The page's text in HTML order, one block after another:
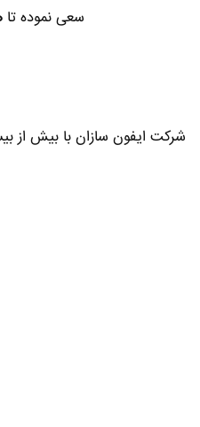
سعی نموده تا
شرکت ایفون سازان با بیش از